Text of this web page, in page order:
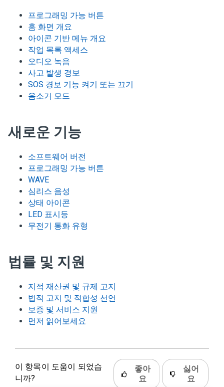
프로그래밍 가능 버튼
홈 화면 개요
아이콘 기반 메뉴 개요
작업 목록 액세스
오디오 녹음
사고 발생 경보
SOS 경보 기능 켜기 또는 끄기
음소거 모드
새로운 기능
소프트웨어 버전
프로그래밍 가능 버튼
WAVE
심리스 음성
상태 아이콘
LED 표시등
무전기 통화 유형
법률 및 지원
지적 재산권 및 규제 고지
법적 고지 및 적합성 선언
보증 및 서비스 지원
먼저 읽어보세요
이 항목이 도움이 되었습
니까?
좋아
요
싫어
요